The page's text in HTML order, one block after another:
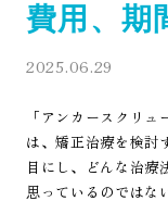
費用、期
2025.06.29
「アンカースクリ
は、矯正治療を検討
目にし、どんな治療
思っているのではな